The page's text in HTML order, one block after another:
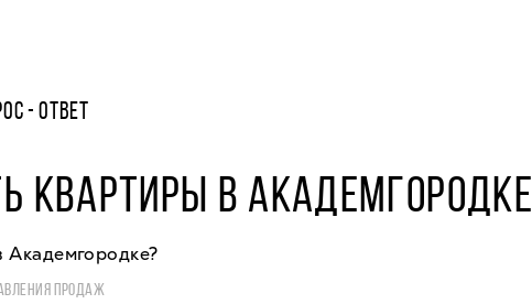
- ОТВЕТ
КВАРТИРЫ В АКАДЕМГОРОДКЕ
Академгородке?
ПРОДАЖ